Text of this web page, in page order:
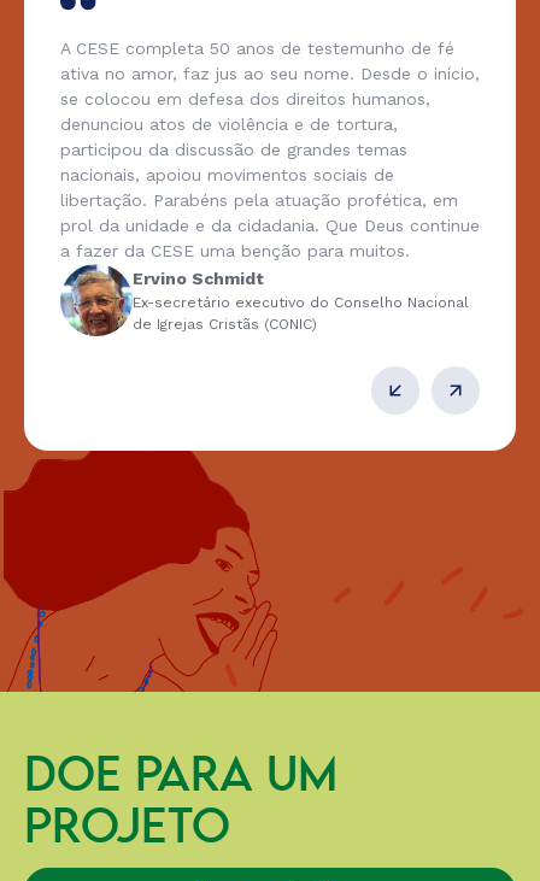
A CESE completa 50 anos de testemunho de fé
ativa no amor, faz jus ao seu nome. Desde o início,
se colocou em defesa dos direitos humanos,
denunciou atos de violência e de tortura,
participou da discussão de grandes temas
nacionais, apoiou movimentos sociais de
libertação. Parabéns pela atuação profética, em
prol da unidade e da cidadania. Que Deus continue
a fazer da CESE uma benção para muitos.
Ervino Schmidt
Ex-secretário executivo do Conselho Nacional
de Igrejas Cristãs (CONIC)
DOE PARA UM
PROJETO